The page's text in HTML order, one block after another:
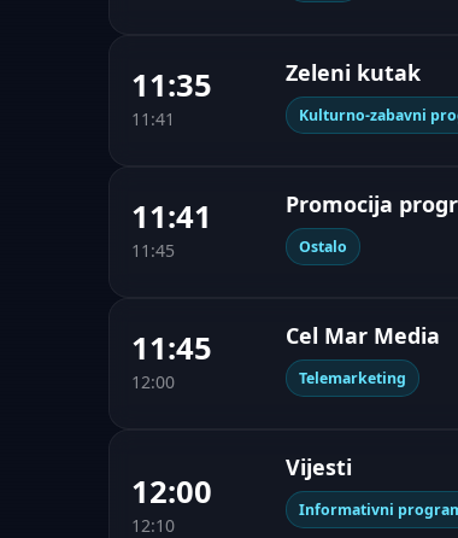
11:35
11:41
Zeleni kutak
Kulturno-zabavni
11:41
11:45
Promocija
Ostalo
11:45
12:00
Cel Mar Media
Telemarketing
12:00
12:10
Vijesti
Informativni